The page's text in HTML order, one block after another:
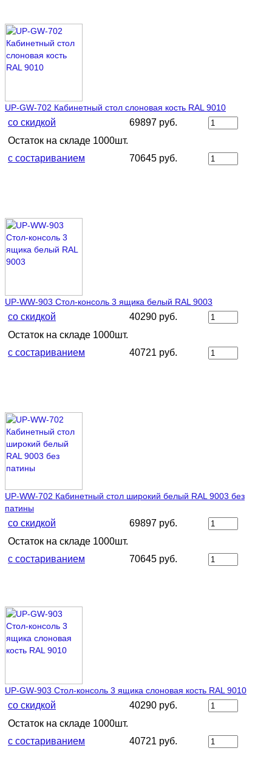
UP-GW-702 Кабинетный стол слоновая кость RAL 9010
со скидкой
69897 руб.
Остаток на складе 1000шт.
с состариванием
70645 руб.
UP-WW-903 Стол-консоль 3 ящика белый RAL 9003
со скидкой
40290 руб.
Остаток на складе 1000шт.
с состариванием
40721 руб.
UP-WW-702 Кабинетный стол широкий белый RAL 9003 без
патины
со скидкой
69897 руб.
Остаток на складе 1000шт.
с состариванием
70645 руб.
UP-GW-903 Стол-консоль 3 ящика слоновая кость RAL 9010
со скидкой
40290 руб.
Остаток на складе 1000шт.
с состариванием
40721 руб.